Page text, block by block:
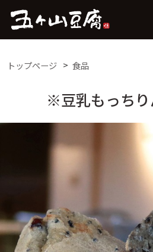
トップページ 食品
※豆乳もっち